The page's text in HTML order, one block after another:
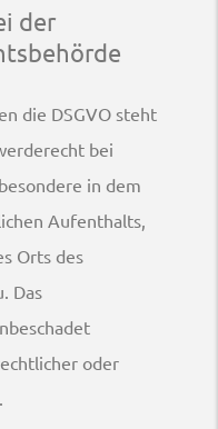
der
die DSGVO steht
bei
in dem
Aufenthalts,
Orts des
Das
oder